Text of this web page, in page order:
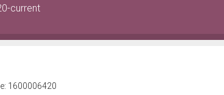
current
1600006420